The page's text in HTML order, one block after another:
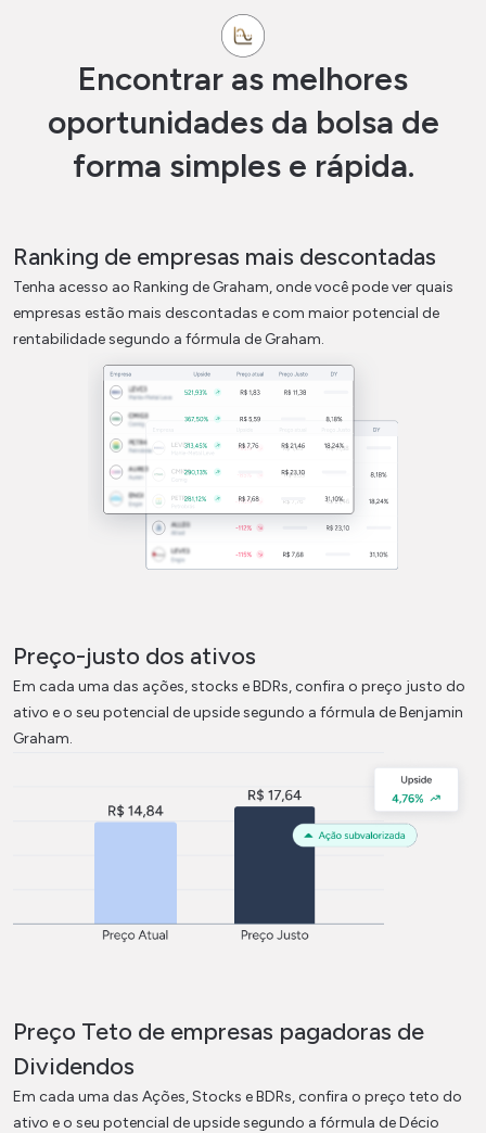
Encontrar as melhores
oportunidades da bolsa de
forma simples e rápida.
Ranking de empresas mais descontadas
Tenha acesso ao Ranking de Graham, onde você pode ver quais
empresas estão mais descontadas e com maior potencial de
rentabilidade segundo a fórmula de Graham.
Preço-justo dos ativos
Em cada uma das ações, stocks e BDRs, confira o preço justo do
ativo e o seu potencial de upside segundo a fórmula de Benjamin
Graham.
Preço Teto de empresas pagadoras de
Dividendos
Em cada uma das Ações, Stocks e BDRs, confira o preço teto do
ativo e o seu potencial de upside segundo a fórmula de Décio